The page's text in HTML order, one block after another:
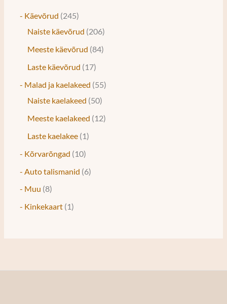
- Käevõrud 245
Naiste käevõrud 206
Meeste käevõrud 84
Laste käevõrud
17
- Malad ja kaelakeed 55
Naiste kaelakeed 50
Meeste kaelakeed
12
Laste kaelakee 1
- Kõrvarõngad
10
- Auto talismanid 6
- Muu 8
- Kinkekaart 1